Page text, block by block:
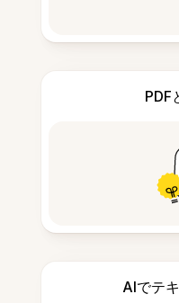
PDF
AIでテ